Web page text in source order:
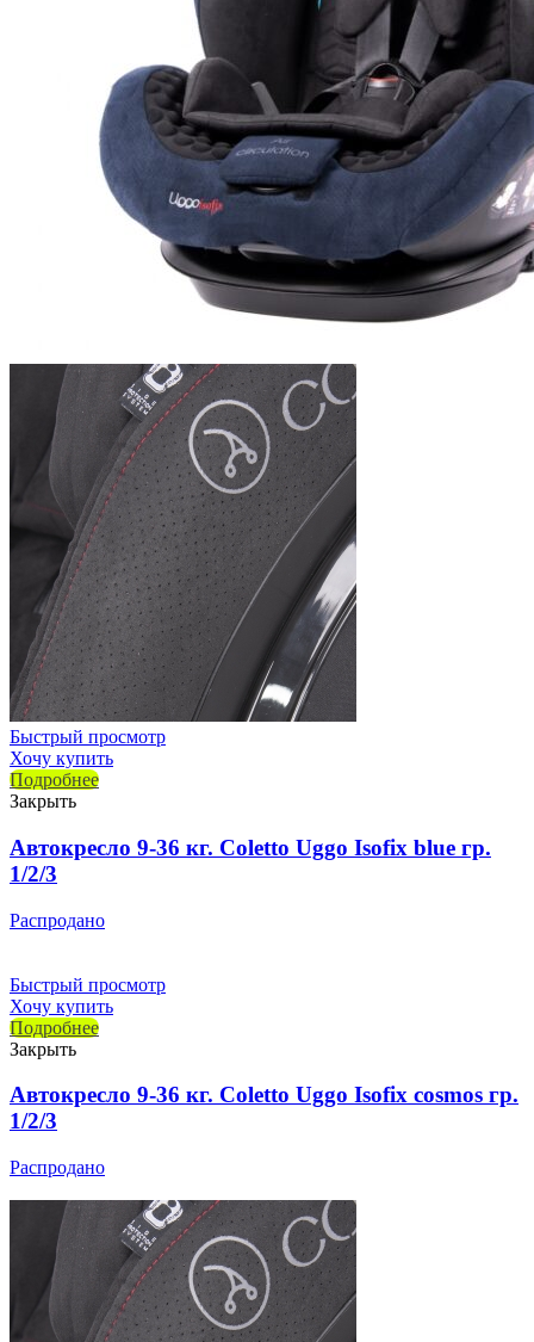
Быстрый просмотр
Хочу купить
Подробнее
Закрыть
Автокресло 9-36 кг. Coletto Uggo Isofix blue гр.
1/2/3
Распродано
Быстрый просмотр
Хочу купить
Подробнее
Закрыть
Автокресло 9-36 кг. Coletto Uggo Isofix cosmos гр.
1/2/3
Распродано